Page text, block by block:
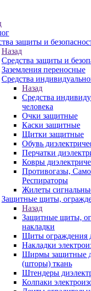
защиты и
Назад
Средства защиты и
Заземления переносные
Средства
Назад
Средства
человека
Очки защитные
Каски защитные
Щитки защитные
Обувь
Перчатки
Ковры
Противогазы,
Респираторы
Жилеты
Защитные щиты,
Назад
Защитные щиты,
накладки
Щиты ограждения
Накладки
Ширмы защитные
(шторы) ткань
Штендеры
Колпаки